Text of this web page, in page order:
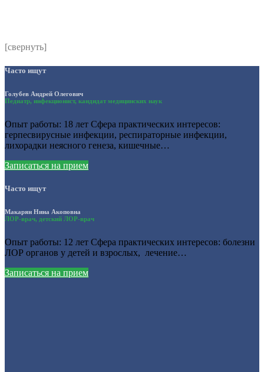
[свернуть]
Часто ищут
Голубев Андрей Олегович
Педиатр, инфекционист, кандидат медицинских наук
Опыт работы: 18 лет Сфера практических интересов:
герпесвирусные инфекции, респираторные инфекции,
лихорадки неясного генеза, кишечные…
Записаться на прием
Часто ищут
Макарян Нина Акоповна
ЛОР-врач, детский ЛОР-врач
Опыт работы: 12 лет Сфера практических интересов: болезни
ЛОР органов у детей и взрослых, лечение…
Записаться на прием